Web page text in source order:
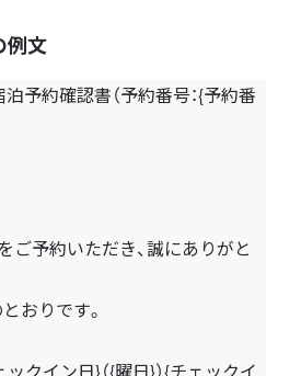
例文
泊予約確認書（予約番号：{予約番
ご予約いただき、誠にありがと
おりです。
ックイン日}（{曜日}）{チェックイ